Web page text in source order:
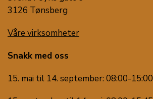
3126 Tønsberg
Våre virksomheter
Snakk med oss
15. mai til 14. september: 08:00-15:00